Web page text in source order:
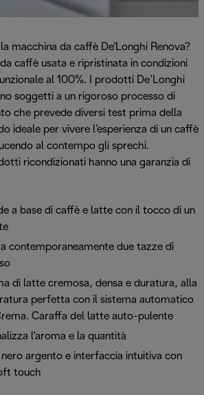
la macchina da caffè De'Longhi Renova?
caffè usata e ripristinata in condizioni
al 100%. I prodotti De’Longhi
soggetti a un rigoroso processo di
che prevede diversi test prima della
ideale per vivere l’esperienza di un caffè
al contempo gli sprechi.
ricondizionati hanno una garanzia di
a base di caffè e latte con il tocco di un
contemporaneamente due tazze di
di latte cremosa, densa e duratura, alla
perfetta con il sistema automatico
Caraffa del latte auto-pulente
l'aroma e la quantità
argento e interfaccia intuitiva con
touch